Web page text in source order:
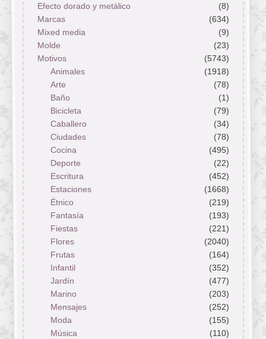
Efecto dorado y metálico
(8)
Marcas
(634)
Mixed media
(9)
Molde
(23)
Motivos
(5743)
Animales
(1918)
Arte
(78)
Baño
(1)
Bicicleta
(79)
Caballero
(34)
Ciudades
(78)
Cocina
(495)
Deporte
(22)
Escritura
(452)
Estaciones
(1668)
Étnico
(219)
Fantasía
(193)
Fiestas
(221)
Flores
(2040)
Frutas
(164)
Infantil
(352)
Jardín
(477)
Marino
(203)
Mensajes
(252)
Moda
(155)
Música
(110)